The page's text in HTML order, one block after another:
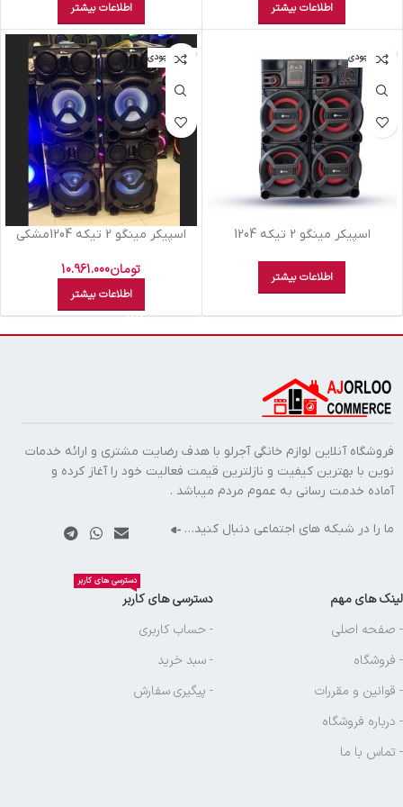
اطلاعات بیشتر اطلاعات بیشتر
اتمام موجودی
اسپيکر مينگو 2 تيکه 1204
اطلاعات بیشتر
اتمام موجودی
اسپيکر مينگو 2 تيکه 1204مشکي
تومان10.961.000
اطلاعات بیشتر
فروشگاه آنلاین لوازم خانگی آجرلو با هدف رضایت مشتری و ارائه خدمات
نوین با بهترین کیفیت و نازلترین قیمت فعالیت خود را آغاز کرده و
آماده خدمت رسانی به عموم مردم میباشد .
ما را در شبکه های اجتماعی دنبال کنید…
لینک های مهم
- صفحه اصلی
- فروشگاه
- قوانین و مقررات
- درباره فروشگاه
- تماس با ما
دسترسی های کاربر
دسترسی های کاربر
- حساب کاربری
- سبد خرید
- پیگیری سفارش